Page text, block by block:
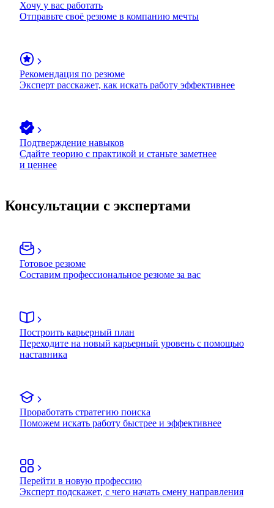
Хочу у вас работать
Отправьте своё резюме в компанию мечты
Рекомендация по резюме
Эксперт расскажет, как искать работу эффективнее
Подтверждение навыков
Сдайте теорию с практикой и станьте заметнее
и ценнее
Консультации с экспертами
Готовое резюме
Составим профессиональное резюме за вас
Построить карьерный план
Переходите на новый карьерный уровень с помощью
наставника
Проработать стратегию поиска
Поможем искать работу быстрее и эффективнее
Перейти в новую профессию
Эксперт подскажет, с чего начать смену направления